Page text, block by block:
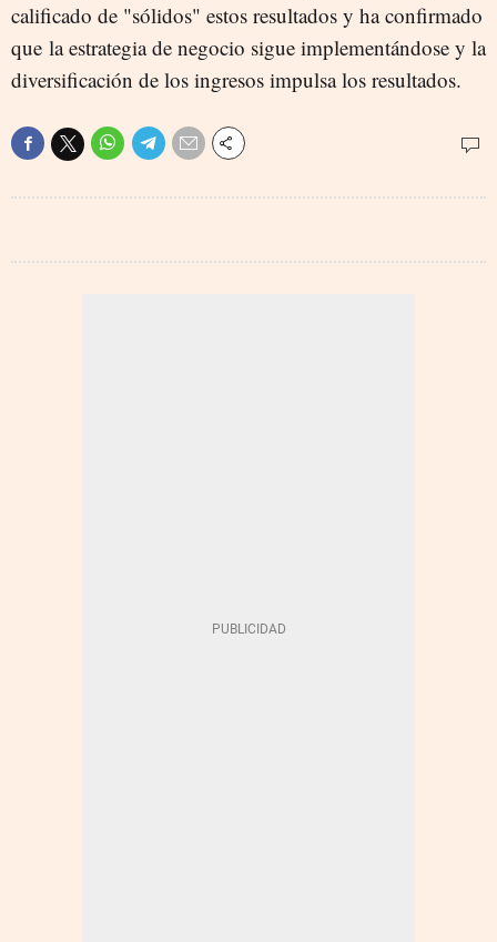
calificado de "sólidos" estos resultados y ha confirmado
que la estrategia de negocio sigue implementándose y la
diversificación de los ingresos impulsa los resultados.